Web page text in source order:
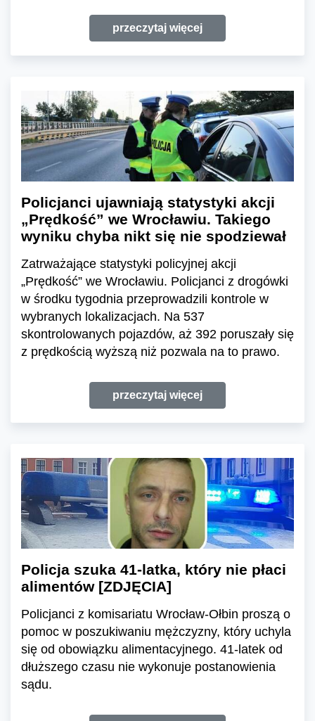
przeczytaj więcej
Policjanci ujawniają statystyki akcji
„Prędkość” we Wrocławiu. Takiego
wyniku chyba nikt się nie spodziewał
Zatrważające statystyki policyjnej akcji
„Prędkość” we Wrocławiu. Policjanci z drogówki
w środku tygodnia przeprowadzili kontrole w
wybranych lokalizacjach. Na 537
skontrolowanych pojazdów, aż 392 poruszały się
z prędkością wyższą niż pozwala na to prawo.
przeczytaj więcej
Policja szuka 41-latka, który nie płaci
alimentów [ZDJĘCIA]
Policjanci z komisariatu Wrocław-Ołbin proszą o
pomoc w poszukiwaniu mężczyzny, który uchyla
się od obowiązku alimentacyjnego. 41-latek od
dłuższego czasu nie wykonuje postanowienia
sądu.